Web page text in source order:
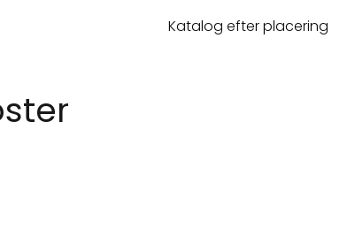
Katalog efter placering